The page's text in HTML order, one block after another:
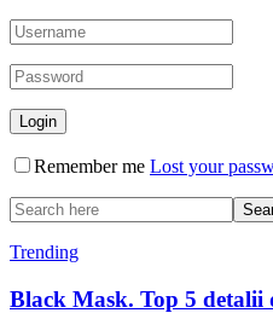
Remember me Lost your
Trending
Black Mask. Top 5 detalii